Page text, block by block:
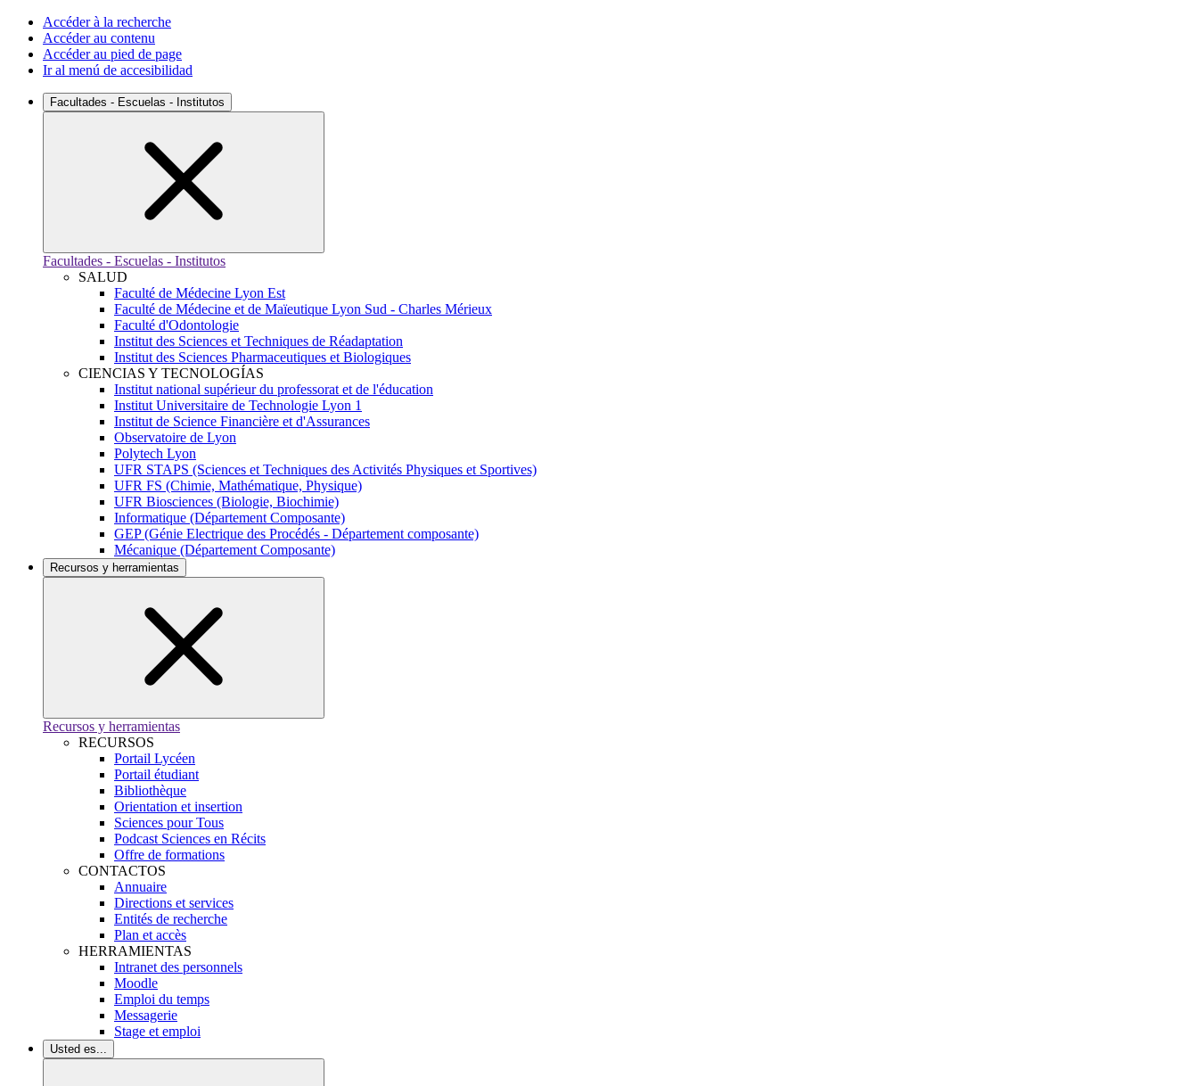
Accéder à la recherche
Accéder au contenu
Accéder au pied de page
Ir al menú de accesibilidad
Facultades - Escuelas - Institutos
Facultades - Escuelas - Institutos
SALUD
Faculté de Médecine Lyon Est
Faculté de Médecine et de Maïeutique Lyon Sud - Charles Mérieux
Faculté d'Odontologie
Institut des Sciences et Techniques de Réadaptation
Institut des Sciences Pharmaceutiques et Biologiques
CIENCIAS Y TECNOLOGÍAS
Institut national supérieur du professorat et de l'éducation
Institut Universitaire de Technologie Lyon 1
Institut de Science Financière et d'Assurances
Observatoire de Lyon
Polytech Lyon
UFR STAPS (Sciences et Techniques des Activités Physiques et Sportives)
UFR FS (Chimie, Mathématique, Physique)
UFR Biosciences (Biologie, Biochimie)
Informatique (Département Composante)
GEP (Génie Electrique des Procédés - Département composante)
Mécanique (Département Composante)
Recursos y herramientas
Recursos y herramientas
RECURSOS
Portail Lycéen
Portail étudiant
Bibliothèque
Orientation et insertion
Sciences pour Tous
Podcast Sciences en Récits
Offre de formations
CONTACTOS
Annuaire
Directions et services
Entités de recherche
Plan et accès
HERRAMIENTAS
Intranet des personnels
Moodle
Emploi du temps
Messagerie
Stage et emploi
Usted es...